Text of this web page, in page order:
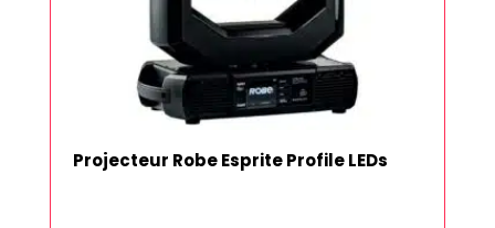
Projecteur Robe Esprite Profile LEDs